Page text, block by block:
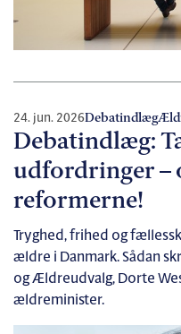
24. jun. 2026Debatindlæg
Debatindlæg:
udfordringer –
reformerne!
Tryghed, frihed og
ældre i Danmark. Sådan
og Ældreudvalg, Dorte
ældreminister.